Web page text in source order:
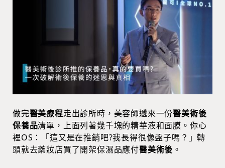
做完醫美療程走出診所時，美容師遞來一份醫美術後
保養品清單，上面列著幾千塊的精華液和面膜。你心
裡OS：「這又是在推銷吧?我長得很像盤子嗎？」轉
頭就去藥妝店買了開架保濕品應付醫美術後 。